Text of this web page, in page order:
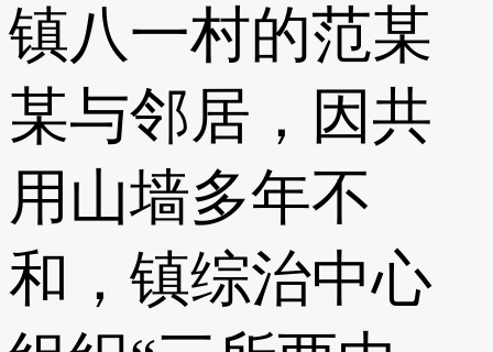
镇八一村的范某
某与邻居，因共
用山墙多年不
和，镇综治中心